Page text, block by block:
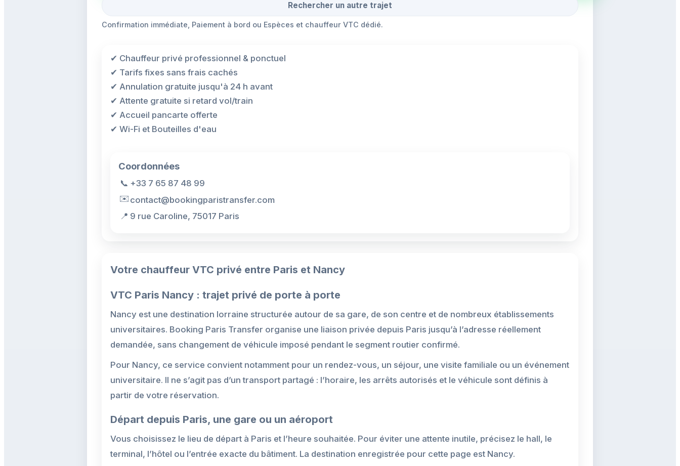
Rechercher un autre trajet
Confirmation immédiate, Paiement à bord ou Espèces et chauffeur VTC dédié.
✔ Chauffeur privé professionnel & ponctuel
✔ Tarifs fixes sans frais cachés
✔ Annulation gratuite jusqu'à 24 h avant
✔ Attente gratuite si retard vol/train
✔ Accueil pancarte offerte
✔ Wi-Fi et Bouteilles d'eau
Coordonnées
📞 +33 7 65 87 48 99
✉️ contact@bookingparistransfer.com
📍 9 rue Caroline, 75017 Paris
Votre chauffeur VTC privé entre Paris et Nancy
VTC Paris Nancy : trajet privé de porte à porte
Nancy est une destination lorraine structurée autour de sa gare, de son centre et de nombreux établissements
universitaires. Booking Paris Transfer organise une liaison privée depuis Paris jusqu’à l’adresse réellement
demandée, sans changement de véhicule imposé pendant le segment routier confirmé.
Pour Nancy, ce service convient notamment pour un rendez-vous, un séjour, une visite familiale ou un événement
universitaire. Il ne s’agit pas d’un transport partagé : l’horaire, les arrêts autorisés et le véhicule sont définis à
partir de votre réservation.
Départ depuis Paris, une gare ou un aéroport
Vous choisissez le lieu de départ à Paris et l’heure souhaitée. Pour éviter une attente inutile, précisez le hall, le
terminal, l’hôtel ou l’entrée exacte du bâtiment. La destination enregistrée pour cette page est Nancy.